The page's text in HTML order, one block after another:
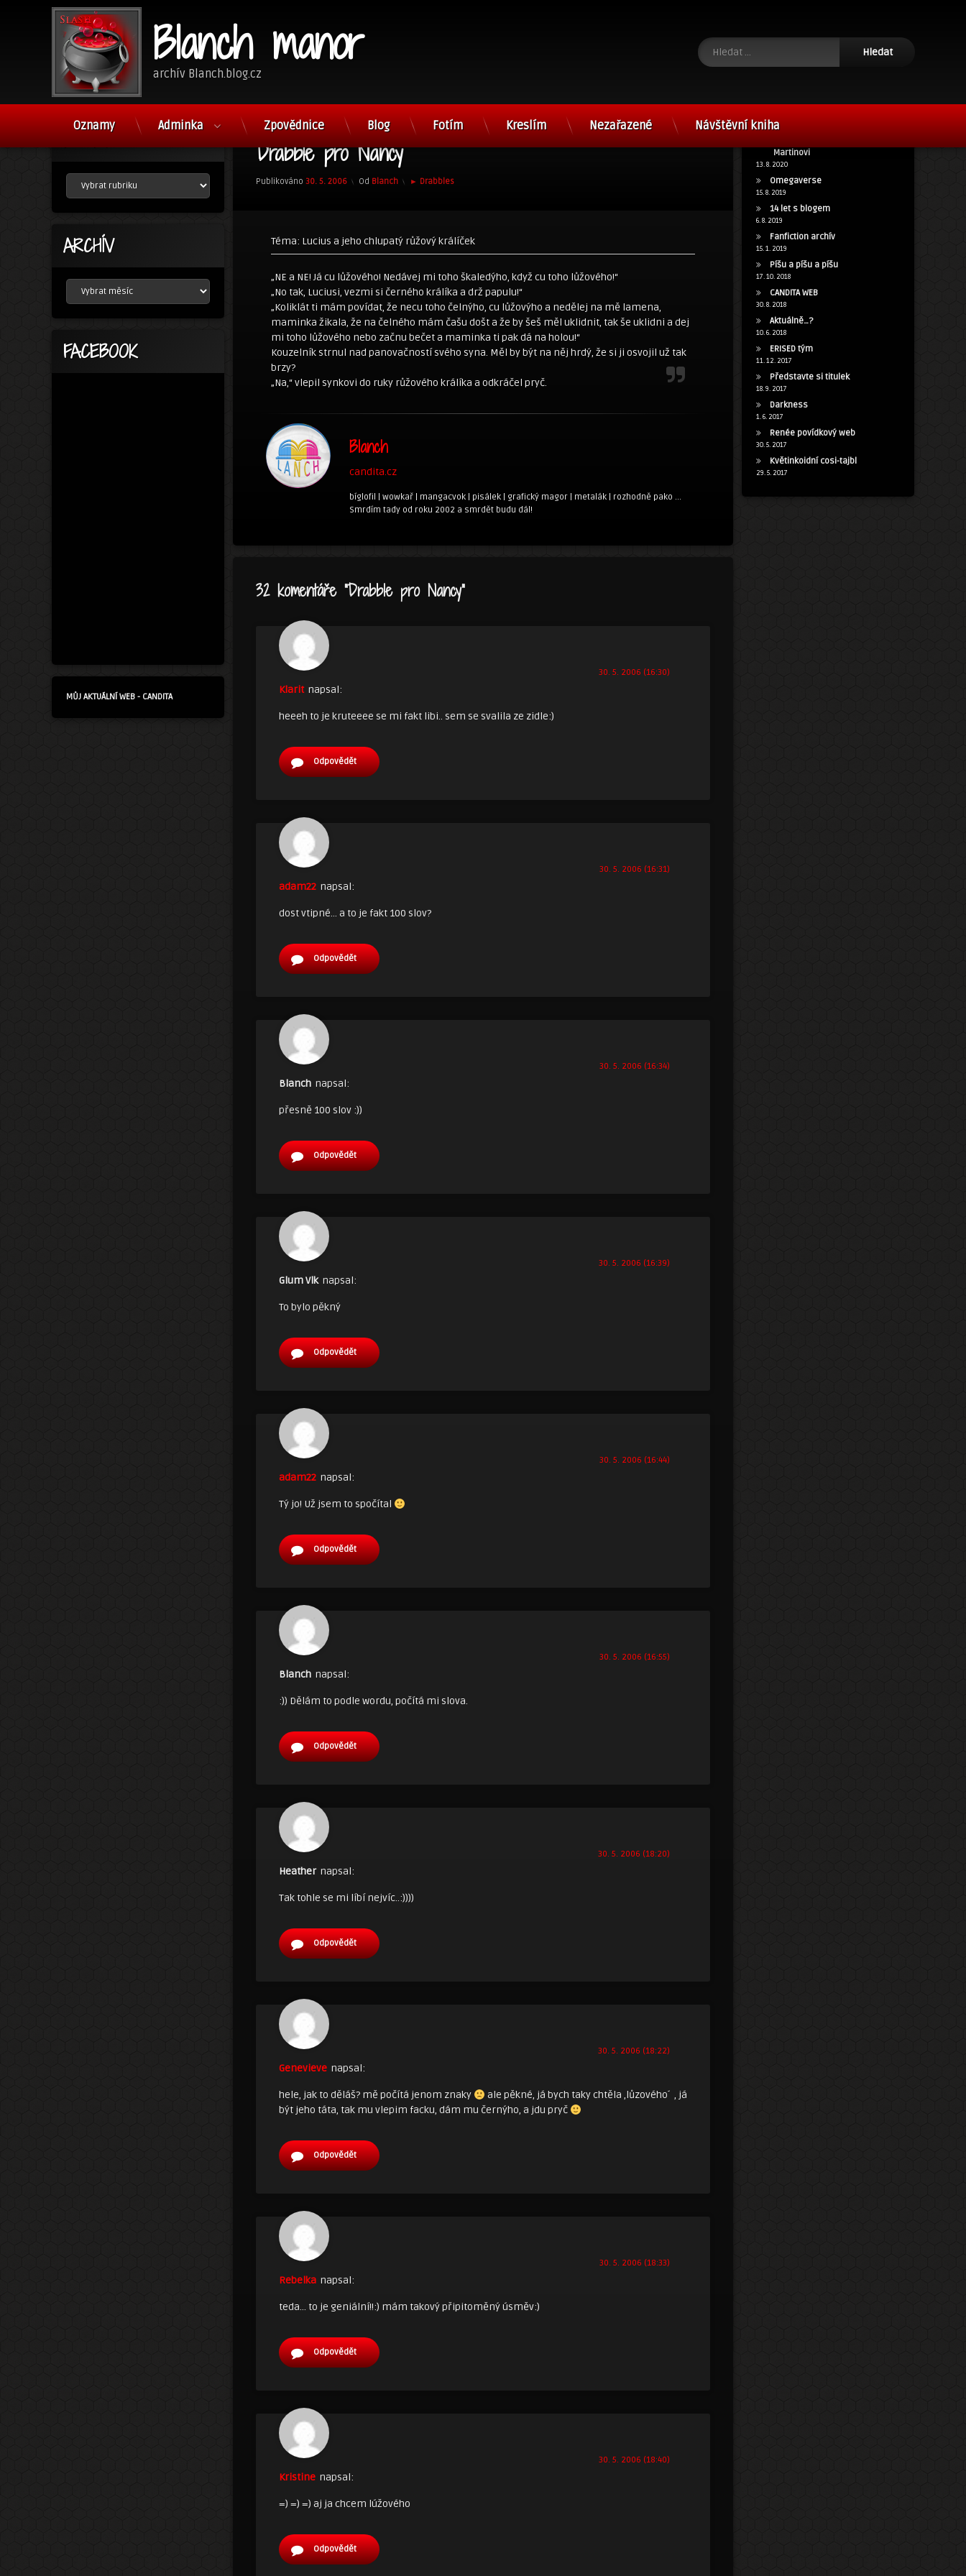
Přejít
Blanch manor
archív Blanch.blog.cz
Vyhledávání
Oznamy Adminka Zpovědnice Blog Fotím Kreslím Nezařazené Návštěvní kniha
Drabble pro Nancy
Publikováno 30. 5. 2006 Od Blanch Kategorie:
► Drabbles
Téma: Lucius a jeho chlupatý růžový králíček
„NE a NE! Já cu lůžového! Nedávej mi toho škaledýho, když cu toho lůžového!“
„No tak, Luciusi, vezmi si černého králíka a drž papulu!“
„Koliklát ti mám povídat, že necu toho čelnýho, cu lůžovýho a nedělej na mě lamena,
maminka žikala, že na čelného mám čašu došt a že by šeš měl uklidnit, tak še uklidni a dej
mi toho lůžového nebo začnu bečet a maminka ti pak dá na holou!“
Kouzelník strnul nad panovačností svého syna. Měl by být na něj hrdý, že si ji osvojil už tak
brzy?
„Na,“ vlepil synkovi do ruky růžového králíka a odkráčel pryč.
Blanch
candita.cz
bíglofil | wowkař | mangacvok | pisálek | grafický magor | metalák | rozhodně pako ...
Smrdím tady od roku 2002 a smrdět budu dál!
32 komentáře “Drabble pro Nancy”
Klarit napsal:
30. 5. 2006 (16:30)
heeeh to je kruteeee se mi fakt libi.. sem se svalila ze zidle:)
Odpovědět
adam22 napsal:
30. 5. 2006 (16:31)
dost vtipné… a to je fakt 100 slov?
Odpovědět
Blanch napsal:
30. 5. 2006 (16:34)
přesně 100 slov :))
Odpovědět
Glum Vlk napsal:
30. 5. 2006 (16:39)
To bylo pěkný
Odpovědět
adam22 napsal:
30. 5. 2006 (16:44)
Tý jo! Už jsem to spočítal
Odpovědět
Blanch napsal:
30. 5. 2006 (16:55)
:)) Dělám to podle wordu, počítá mi slova.
Odpovědět
Heather napsal:
30. 5. 2006 (18:20)
Tak tohle se mi líbí nejvíc..:))))
Odpovědět
Genevieve napsal:
30. 5. 2006 (18:22)
hele, jak to děláš? mě počítá jenom znaky
ale pěkné, já bych taky chtěla ,lůzového´ , já
být jeho táta, tak mu vlepim facku, dám mu černýho, a jdu pryč
Odpovědět
Rebelka napsal:
30. 5. 2006 (18:33)
teda… to je geniální!!:) mám takový připitoměný úsměv:)
Odpovědět
Kristine napsal:
30. 5. 2006 (18:40)
=) =) =) aj ja chcem lúžového
Odpovědět
RUBRIKY
RUBRIKY
ARCHÍV
ARCHÍV
FACEBOOK
MŮJ AKTUÁLNÍ WEB - CANDITA
Martinovi
13. 8. 2020
Omegaverse
15. 8. 2019
14 let s blogem
6. 8. 2019
Fanfiction archív
15. 1. 2019
Píšu a píšu a píšu
17. 10. 2018
CANDITA WEB
30. 8. 2018
Aktuálně…?
10. 6. 2018
ERISED tým
11. 12. 2017
Představte si titulek
18. 9. 2017
Darkness
1. 6. 2017
Renée povídkový web
30. 5. 2017
Květinkoidní cosi-tajbl
29. 5. 2017